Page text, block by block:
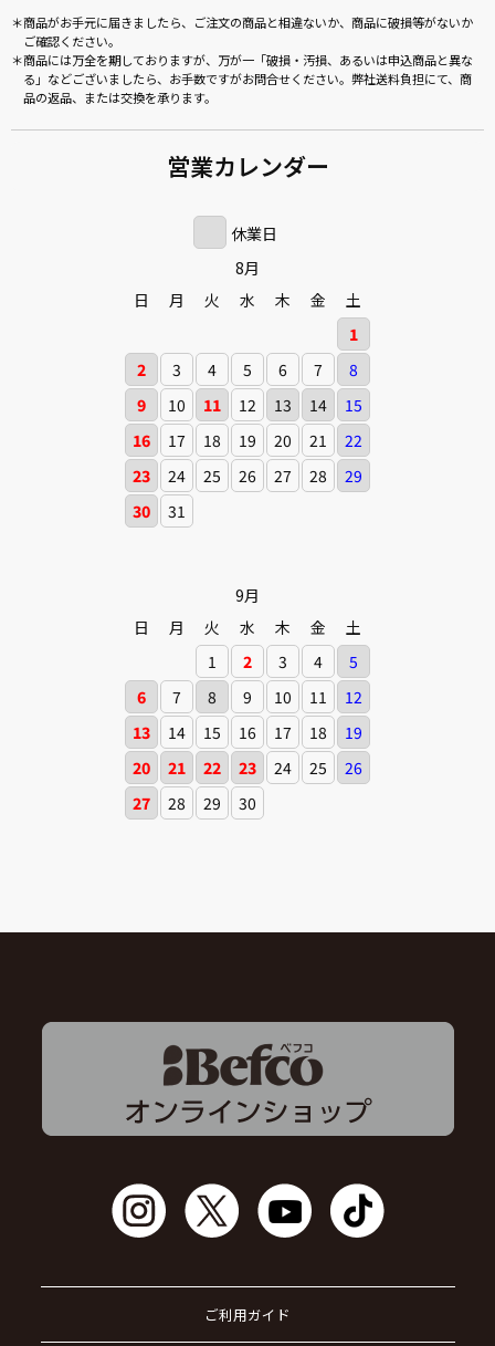
商品がお手元に届きましたら、ご注文の商品と相違ないか、商品に破損等がないか
ご確認ください。
商品には万全を期しておりますが、万が一「破損・汚損、あるいは申込商品と異な
る」などございましたら、お手数ですがお問合せください。弊社送料負担にて、商
品の返品、または交換を承ります。
営業カレンダー
休業日
8月
日
月 火 水 木 金
土
1
2
3 4 5 6 7
8
9
10 11 12 13 14
15
16
17 18 19 20 21
22
23
24 25 26 27 28
29
30
31
9月
日
月 火 水 木 金
土
1
2 3 4
5
6
7 8 9 10 11
12
13
14 15 16 17 18
19
20
21 22 23 24 25
26
27
28 29 30
ご利用ガイド